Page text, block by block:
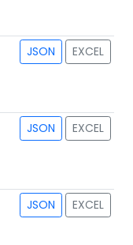
JSON EXCEL
JSON EXCEL
JSON EXCEL